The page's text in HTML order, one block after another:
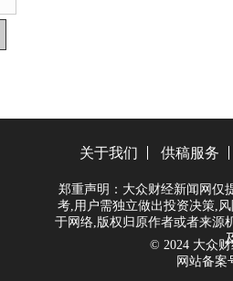
关于我们 供稿服务
郑重声明：大众财经新闻网仅
考,用户需独立做出投资决策,
于网络,版权归原作者或者来源
© 2024 大众财
网站备案